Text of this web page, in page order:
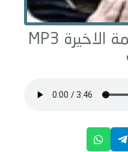
الاخيرة MP3